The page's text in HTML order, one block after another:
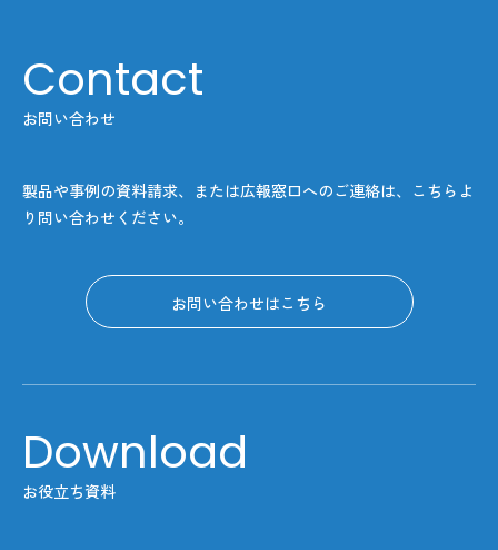
Contact
お問い合わせ
製品や事例の資料請求、または広報窓口へのご連絡は、 こちらよ
り問い合わせください。
お問い合わせはこちら
Download
お役立ち資料